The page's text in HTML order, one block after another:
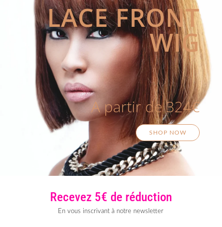
LACE FRONT
WIG
A partir de 324€
SHOP NOW
Recevez 5€ de réduction
En vous inscrivant à notre newsletter